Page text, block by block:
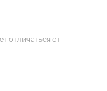
отличаться от